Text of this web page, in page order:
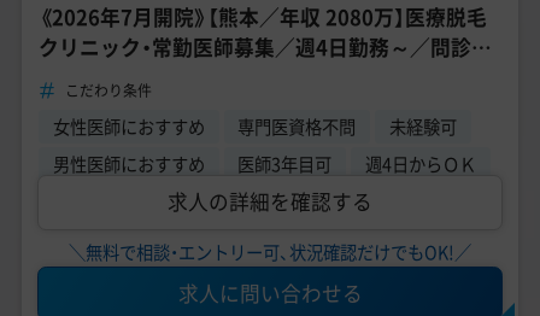
美容医療辞典
よくあるご質問
医師採用ご担当者様・その他問い合わせ
《2026年7月開院》【熊本／年収 2080万】医療脱毛
クリニック・常勤医師募集／週4日勤務～／問診業
務メイン／未経験OK！
こだわり条件
女性医師におすすめ 専門医資格不問
未経験可
男性医師におすすめ
医師3年目可 週4日からＯＫ
求人の詳細を確認する
＼無料で相談・エントリー可、状況確認だけでもOK!／
求人に問い合わせる